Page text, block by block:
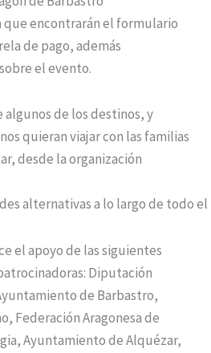
que encontrarán el formulario
de pago, además
el evento.
algunos de los destinos, y
quieran viajar con las familias
desde la organización
alternativas a lo largo de todo el
el apoyo de las siguientes
Diputación
de Barbastro,
Federación Aragonesa de
Ayuntamiento de Alquézar,